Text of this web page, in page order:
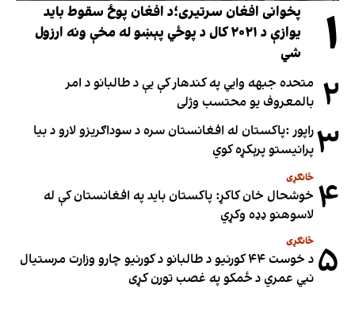
۱
پخوانی افغان سرتیری؛د افغان پوځ سقوط باید
یوازې د ۲۰۲۱ کال د پوځي پېښو له مخې ونه ارزول
شي
۲ متحده جبهه وايي په کندهار کې یې د طالبانو د امر
بالمعروف یو محتسب وژلی
۳راپور :پاکستان له افغانستان سره د سوداګریزو لارو د بیا
پرانیستو پرېکړه کوي
۴ ځانګړی
خوشحال خان کاکړ: پاکستان بايد په افغانستان کې له
لاسوهنو ډډه وکړي
۵ ځانګړی
د خوست ۴۴ کورنیو د طالبانو د کورنیو چارو وزارت مرستیال
نبي عمري د ځمکو په غصب تورن کړی